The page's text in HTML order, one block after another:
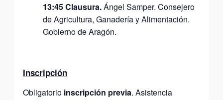
13:45 Clausura.Ángel Samper. Consejero
de Agricultura, Ganadería y Alimentación.
Gobierno de Aragón.
Inscripción
Obligatorio inscripción previa. Asistencia